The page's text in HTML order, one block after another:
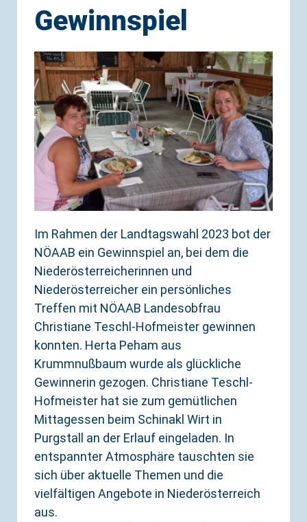
Gewinnspiel
Im Rahmen der Landtagswahl 2023 bot der
NÖAAB ein Gewinnspiel an, bei dem die
Niederösterreicherinnen und
Niederösterreicher ein persönliches
Treffen mit NÖAAB Landesobfrau
Christiane Teschl-Hofmeister gewinnen
konnten. Herta Peham aus
Krummnußbaum wurde als glückliche
Gewinnerin gezogen. Christiane Teschl-
Hofmeister hat sie zum gemütlichen
Mittagessen beim Schinakl Wirt in
Purgstall an der Erlauf eingeladen. In
entspannter Atmosphäre tauschten sie
sich über aktuelle Themen und die
vielfältigen Angebote in Niederösterreich
aus.